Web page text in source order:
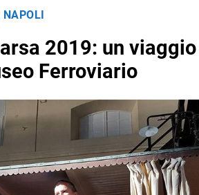
2019: un
Ferroviario